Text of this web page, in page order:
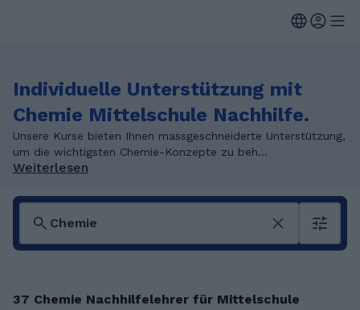
Individuelle Unterstützung mit
Chemie Mittelschule Nachhilfe.
Unsere Kurse bieten Ihnen massgeschneiderte Unterstützung,
um die wichtigsten Chemie-Konzepte zu beh...
Weiterlesen
37 Chemie Nachhilfelehrer für Mittelschule